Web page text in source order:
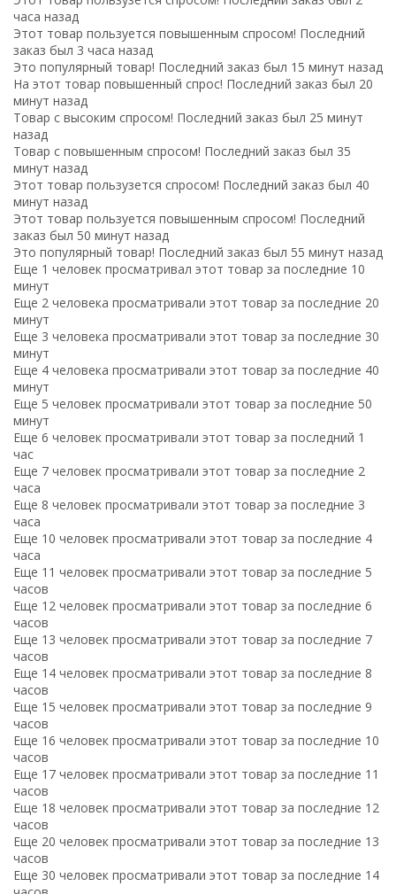
часа назад
Этот товар пользуется повышенным спросом! Последний
заказ был 3 часа назад
Это популярный товар! Последний заказ был 15 минут назад
На этот товар повышенный спрос! Последний заказ был 20
минут назад
Товар с высоким спросом! Последний заказ был 25 минут
назад
Товар с повышенным спросом! Последний заказ был 35
минут назад
Этот товар пользузется спросом! Последний заказ был 40
минут назад
Этот товар пользуется повышенным спросом! Последний
заказ был 50 минут назад
Это популярный товар! Последний заказ был 55 минут назад
Еще 1 человек просматривал этот товар за последние 10
минут
Еще 2 человека просматривали этот товар за последние 20
минут
Еще 3 человека просматривали этот товар за последние 30
минут
Еще 4 человека просматривали этот товар за последние 40
минут
Еще 5 человек просматривали этот товар за последние 50
минут
Еще 6 человек просматривали этот товар за последний 1
час
Еще 7 человек просматривали этот товар за последние 2
часа
Еще 8 человек просматривали этот товар за последние 3
часа
Еще 10 человек просматривали этот товар за последние 4
часа
Еще 11 человек просматривали этот товар за последние 5
часов
Еще 12 человек просматривали этот товар за последние 6
часов
Еще 13 человек просматривали этот товар за последние 7
часов
Еще 14 человек просматривали этот товар за последние 8
часов
Еще 15 человек просматривали этот товар за последние 9
часов
Еще 16 человек просматривали этот товар за последние 10
часов
Еще 17 человек просматривали этот товар за последние 11
часов
Еще 18 человек просматривали этот товар за последние 12
часов
Еще 20 человек просматривали этот товар за последние 13
часов
Еще 30 человек просматривали этот товар за последние 14